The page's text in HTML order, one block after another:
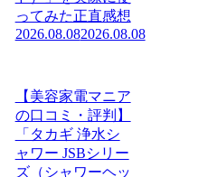
ってみた正直感想
2026.08.082026.08.08
【美容家電マニア
の口コミ・評判】
「タカギ 浄水シ
ャワー JSBシリー
ズ（シャワーヘッ